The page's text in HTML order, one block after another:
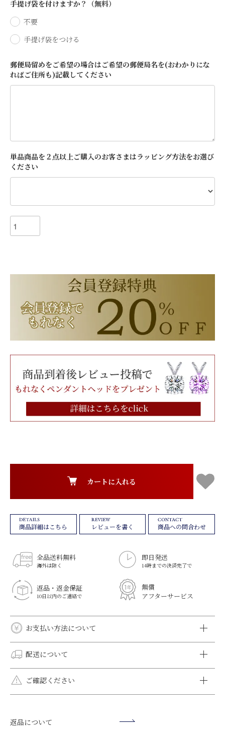
手提げ袋を付けますか？（無料）
不要
手提げ袋をつける
郵便局留めをご希望の場合はご希望の郵便局名を(おわかりにな
ればご住所も)記載してください
単品商品を２点以上ご購入のお客さまはラッピング方法をお選び
ください
カートに入れる
商品詳細はこちら レビューを書く 商品への問合わせ
全品送料無料
海外は除く
即日発送
14時までの決済完了で
返品・返金保証
10日以内のご連絡で
無償
アフターサービス
お支払い方法について
VISA、MASTER、DINERS、AMEX、JCBがご利用いただけま
す。
ご入金確認後の発送となります。お届け日をご指定いただいてい
配送について
オプションラッピング（有料ラッピング）はメール便をご選択
いただけません。メール便をご選択いただいた場合でも宅配
日時指定をされない方がより早く到着します。日時指定をされ
ご確認ください
シルバー925や10K・14K・18K素材は"柔らかく・曲がりやす
返品について